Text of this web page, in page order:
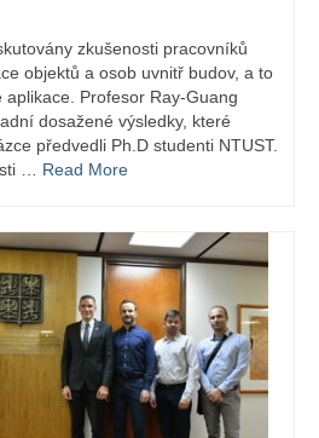
zkušenosti pracovníků
objektů a osob uvnitř budov, a to
Profesor Ray-Guang
dosažené výsledky, které
předvedli Ph.D studenti NTUST.
… Read More